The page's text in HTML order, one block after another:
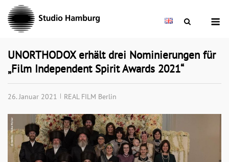
Skip
content
UNORTHODOX erhält drei Nominierungen für
„Film Independent Spirit Awards 2021“
26. Januar 2021 REAL FILM Berlin